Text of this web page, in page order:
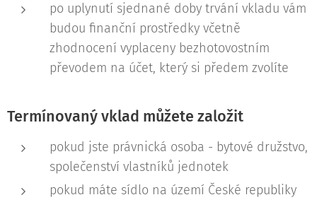
po uplynutí sjednané doby trvání vkladu vám
budou finanční prostředky včetně
zhodnocení vyplaceny bezhotovostním
převodem na účet, který si předem zvolíte
Termínovaný vklad můžete založit
pokud jste právnická osoba - bytové družstvo,
společenství vlastníků jednotek
pokud máte sídlo na území České republiky